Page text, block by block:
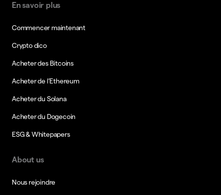
En savoir plus
Commencer maintenant
Crypto dico
Acheter des Bitcoins
Acheter de l’Ethereum
Acheter du Solana
Acheter du Dogecoin
ESG & Whitepapers
About us
Nous rejoindre